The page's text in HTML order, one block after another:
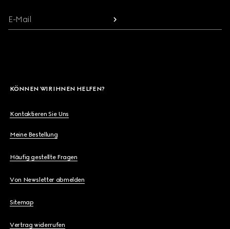
E-Mail
KÖNNEN WIR IHNEN HELFEN?
Kontaktieren Sie Uns
Meine Bestellung
Häufig gestellte Fragen
Von Newsletter abmelden
Sitemap
Vertrag widerrufen